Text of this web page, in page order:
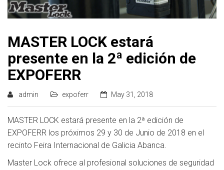
MASTER LOCK estará
presente en la 2ª edición de
EXPOFERR
admin expoferr May 31, 2018
MASTER LOCK estará presente en la 2ª edición de
EXPOFERR los próximos 29 y 30 de Junio de 2018 en el
recinto Feira Internacional de Galicia Abanca.
Master Lock ofrece al profesional soluciones de seguridad